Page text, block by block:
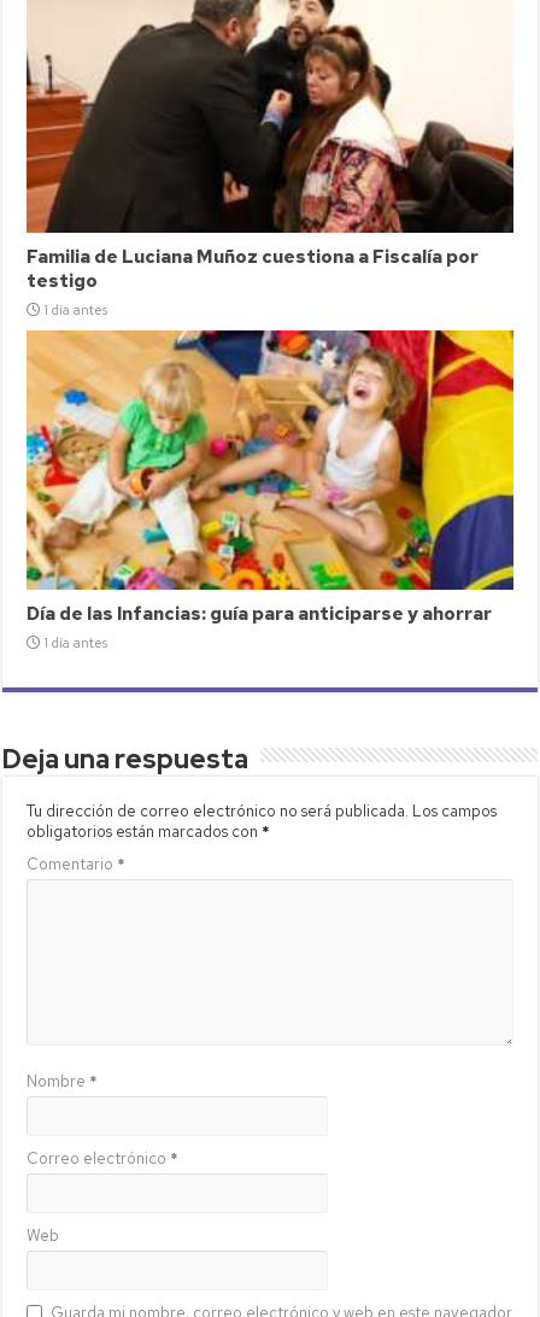
Familia de Luciana Muñoz cuestiona a Fiscalía por
testigo
1 día antes
Día de las Infancias: guía para anticiparse y ahorrar
1 día antes
Deja una respuesta
Tu dirección de correo electrónico no será publicada. Los campos
obligatorios están marcados con *
Comentario *
Nombre *
Correo electrónico *
Web
Guarda mi nombre, correo electrónico y web en este navegador